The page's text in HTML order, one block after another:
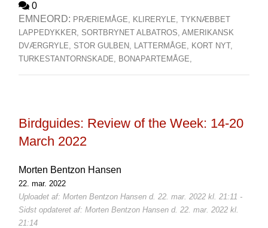
0
EMNEORD: PRÆRIEMÅGE, KLIRERYLE, TYKNÆBBET
LAPPEDYKKER, SORTBRYNET ALBATROS, AMERIKANSK
DVÆRGRYLE, STOR GULBEN, LATTERMÅGE, KORT NYT,
TURKESTANTORNSKADE, BONAPARTEMÅGE,
Birdguides: Review of the Week: 14-20
March 2022
Morten Bentzon Hansen
22. mar. 2022
Uploadet af: Morten Bentzon Hansen d. 22. mar. 2022 kl. 21:11 -
Sidst opdateret af: Morten Bentzon Hansen d. 22. mar. 2022 kl.
21:14